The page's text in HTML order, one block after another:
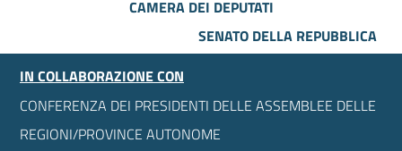
CAMERA DEI DEPUTATI
SENATO DELLA REPUBBLICA
IN COLLABORAZIONE CON
CONFERENZA DEI PRESIDENTI DELLE ASSEMBLEE DELLE
REGIONI/PROVINCE AUTONOME